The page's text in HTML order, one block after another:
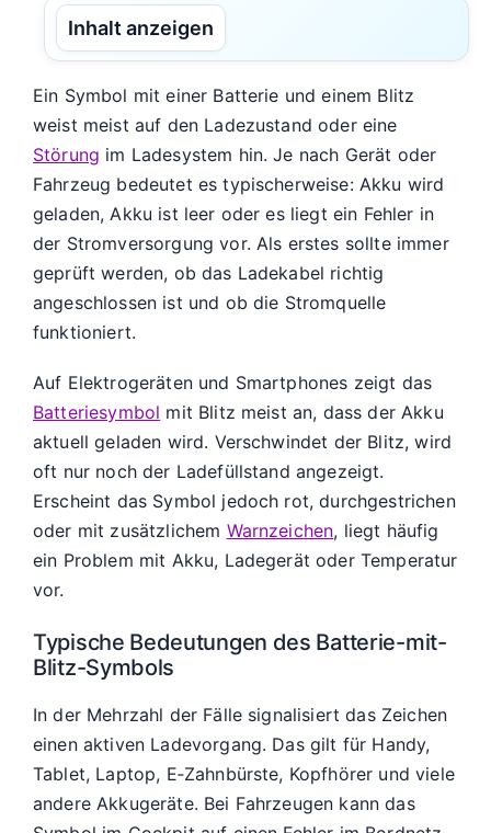
Inhalt anzeigen
Ein Symbol mit einer Batterie und einem Blitz
weist meist auf den Ladezustand oder eine
Störung im Ladesystem hin. Je nach Gerät oder
Fahrzeug bedeutet es typischerweise: Akku wird
geladen, Akku ist leer oder es liegt ein Fehler in
der Stromversorgung vor. Als erstes sollte immer
geprüft werden, ob das Ladekabel richtig
angeschlossen ist und ob die Stromquelle
funktioniert.
Auf Elektrogeräten und Smartphones zeigt das
Batteriesymbol mit Blitz meist an, dass der Akku
aktuell geladen wird. Verschwindet der Blitz, wird
oft nur noch der Ladefüllstand angezeigt.
Erscheint das Symbol jedoch rot, durchgestrichen
oder mit zusätzlichem Warnzeichen, liegt häufig
ein Problem mit Akku, Ladegerät oder Temperatur
vor.
Typische Bedeutungen des Batterie-mit-
Blitz-Symbols
In der Mehrzahl der Fälle signalisiert das Zeichen
einen aktiven Ladevorgang. Das gilt für Handy,
Tablet, Laptop, E‑Zahnbürste, Kopfhörer und viele
andere Akkugeräte. Bei Fahrzeugen kann das